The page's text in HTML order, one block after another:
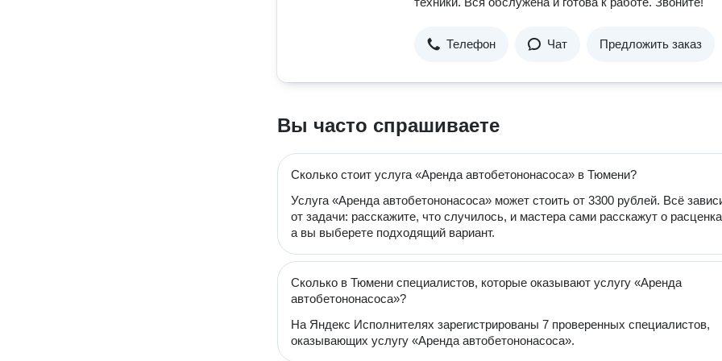
Телефон Чат Предложить заказ
Вы часто спрашиваете
Сколько стоит услуга «Аренда автобетононасоса» в Тюмени?
Услуга «Аренда автобетононасоса» может стоить от 3300 рублей. Всё
от задачи: расскажите, что случилось, и мастера сами расскажут о
а вы выберете подходящий вариант.
Сколько в Тюмени специалистов, которые оказывают услугу «Аренда
автобетононасоса»?
На Яндекс Исполнителях зарегистрированы 7 проверенных специалистов,
оказывающих услугу «Аренда автобетононасоса».